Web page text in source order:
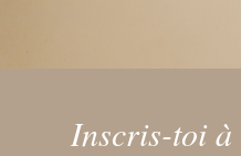
Inscris-toi à